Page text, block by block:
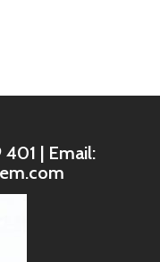
401 | Email: